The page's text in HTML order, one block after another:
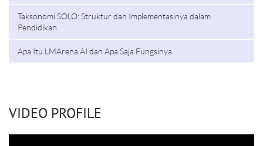
Taksonomi SOLO: Struktur dan Implementasinya dalam
Pendidikan
Apa Itu LMArena AI dan Apa Saja Fungsinya
VIDEO PROFILE